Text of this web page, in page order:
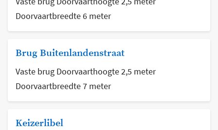
Doorvaartbreedte 6 meter
Brug Buitenlandenstraat
Vaste brug Doorvaarthoogte 2,5 meter
Doorvaartbreedte 7 meter
Keizerlibel